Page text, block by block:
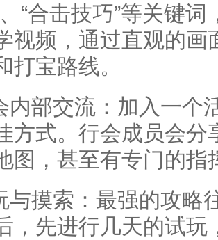
“合击技巧”等关键
视频，通过直观的画
打宝路线。
内部交流：加入一个
方式。行会成员会分
图，甚至有专门的指
与摸索：最强的攻略
，先进行几天的试